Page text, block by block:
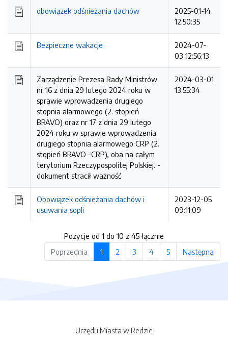
obowiązek odśnieżania dachów
2025-01-14
12:50:35
Bezpieczne wakacje
2024-07-
03 12:56:13
Zarządzenie Prezesa Rady Ministrów
nr 16 z dnia 29 lutego 2024 roku w
sprawie wprowadzenia drugiego
stopnia alarmowego (2. stopień
BRAVO) oraz nr 17 z dnia 29 lutego
2024 roku w sprawie wprowadzenia
drugiego stopnia alarmowego CRP (2.
stopień BRAVO -CRP), oba na całym
terytorium Rzeczypospolitej Polskiej. -
dokument stracił ważność
2024-03-01
13:55:34
Obowiązek odśnieżania dachów i
usuwania sopli
2023-12-05
09:11:09
Pozycje od 1 do 10 z 45 łącznie
Poprzednia
1 2 3 4 5 Następna
Urzędu Miasta w Redzie